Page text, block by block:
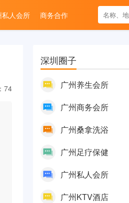
私人会所 商务合作
74
深圳圈子
广州养生会所
广州商务会所
广州桑拿洗浴
广州足疗保健
广州私人会所
广州KTV酒店